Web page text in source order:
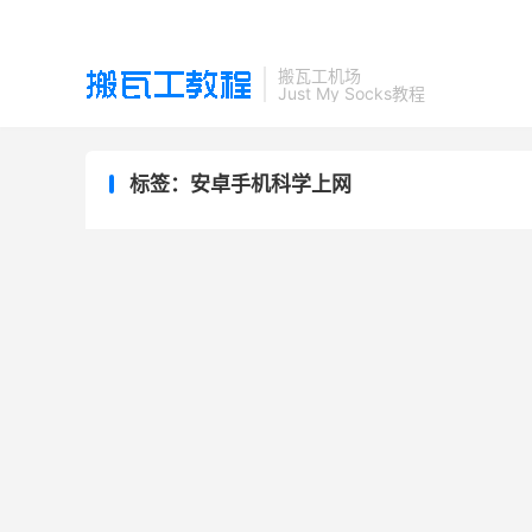
搬瓦工机场
Just My Socks教程
标签：安卓手机科学上网